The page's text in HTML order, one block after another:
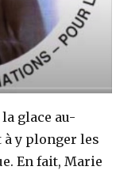
glace au-
à y plonger les
En fait, Marie